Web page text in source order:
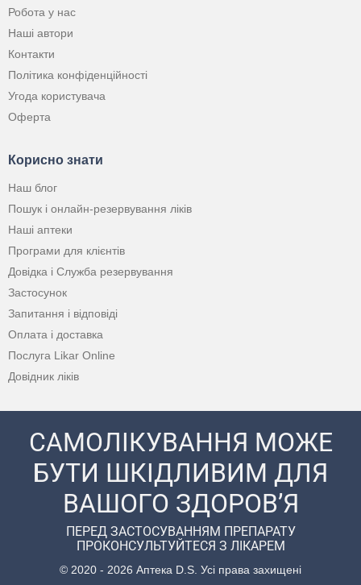
Робота у нас
Наші автори
Контакти
Політика конфіденційності
Угода користувача
Оферта
Корисно знати
Наш блог
Пошук і онлайн-резервування ліків
Наші аптеки
Програми для клієнтів
Довідка і Служба резервування
Застосунок
Запитання і відповіді
Оплата і доставка
Послуга Likar Online
Довідник ліків
САМОЛІКУВАННЯ МОЖЕ
БУТИ ШКІДЛИВИМ ДЛЯ
ВАШОГО ЗДОРОВ’Я
ПЕРЕД ЗАСТОСУВАННЯМ ПРЕПАРАТУ
ПРОКОНСУЛЬТУЙТЕСЯ З ЛІКАРЕМ
© 2020 - 2026 Аптека D.S. Усі права захищені